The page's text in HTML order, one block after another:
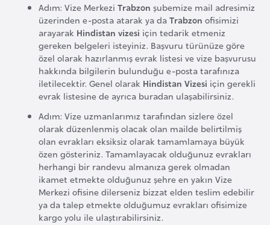
Adım: Vize Merkezi Trabzon şubemize mail adresimiz
üzerinden e-posta atarak ya daTrabzon ofisimizi
arayarak Hindistan vizesi için tedarik etmeniz
gereken belgeleri isteyiniz. Başvuru türünüze göre
özel olarak hazırlanmış evrak listesi ve vize başvurusu
hakkında bilgilerin bulunduğu e-posta tarafınıza
iletilecektir. Genel olarak Hindistan Vizesi için gerekli
evrak listesine de ayrıca buradan ulaşabilirsiniz.
Adım: Vize uzmanlarımız tarafından sizlere özel
olarak düzenlenmiş olacak olan mailde belirtilmiş
olan evrakları eksiksiz olarak tamamlamaya büyük
özen gösteriniz. Tamamlayacak olduğunuz evrakları
herhangi bir randevu almanıza gerek olmadan
ikamet etmekte olduğunuz şehre en yakın Vize
Merkezi ofisine dilerseniz bizzat elden teslim edebilir
ya da talep etmekte olduğumuz evrakları ofisimize
kargo yolu ile ulaştırabilirsiniz.